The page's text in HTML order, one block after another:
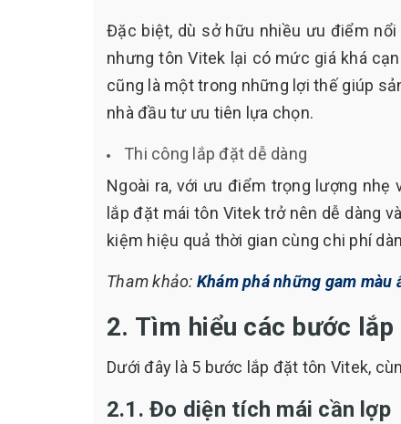
Đặc biệt, dù sở hữu nhiều ưu điểm
nhưng tôn Vitek lại có mức giá khá
cũng là một trong những lợi thế giúp
nhà đầu tư ưu tiên lựa chọn.
Thi công lắp đặt dễ dàng
Ngoài ra, với ưu điểm trọng lượng
lắp đặt mái tôn Vitek trở nên dễ dàng
kiệm hiệu quả thời gian cùng chi phí
Tham khảo: Khám phá những gam
2. Tìm hiểu các bước
Dưới đây là 5 bước lắp đặt tôn Vitek,
2.1. Đo diện tích mái cần lợp